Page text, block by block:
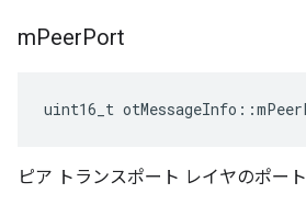
mPeerPort
uint16_t otMessageInfo ::
ピア トランスポート レイヤのポート